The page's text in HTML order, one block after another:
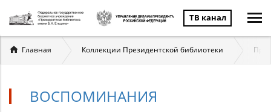
ТВ канал
Вы
здесь
Главная Коллекции Президентской библиотеки
ВОСПОМИНАНИЯ